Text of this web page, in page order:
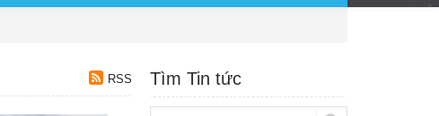
Tìm Tin tức
RSS